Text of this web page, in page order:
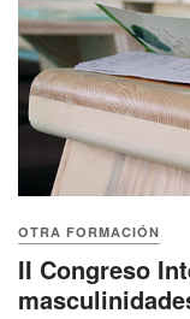
OTRA FORMACIÓN
II Congreso